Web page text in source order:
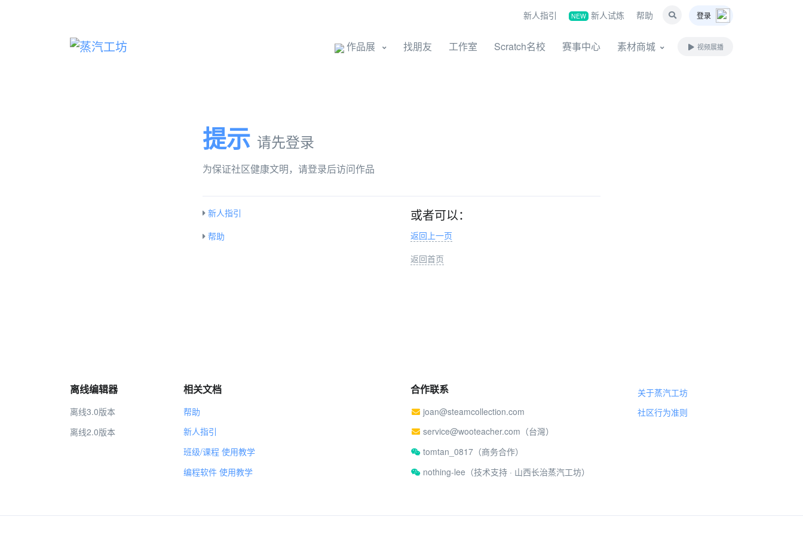
新人指引 NEW 新人试炼 帮助 登录
作品展 找朋友 工作室 Scratch名校 赛事中心 素材商城 视频展播
提示 请先登录
为保证社区健康文明，请登录后访问作品
新人指引
帮助
或者可以：
返回上一页
返回首页
离线编辑器
离线3.0版本
离线2.0版本
相关文档
帮助
新人指引
班级/课程 使用教学
编程软件 使用教学
合作联系
joan@steamcollection.com
service@wooteacher.com（台灣）
tomtan_0817（商务合作）
nothing-lee（技术支持 · 山西长治蒸汽工坊）
关于蒸汽工坊
社区行为准则